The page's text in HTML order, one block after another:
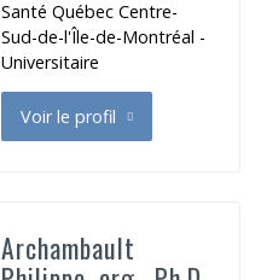
Santé Québec Centre-
Sud-de-l'Île-de-Montréal -
Universitaire
Voir le profil
de Anglade Carole
Archambault